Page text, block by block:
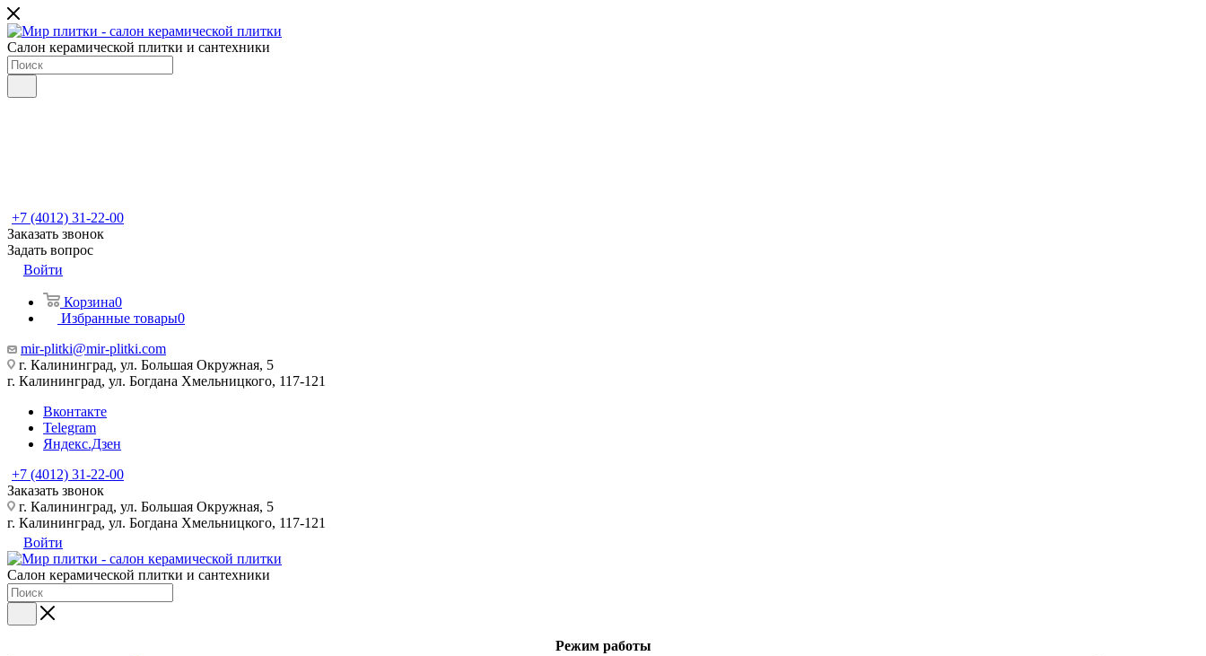
Салон керамической плитки и сантехники
+7 (4012) 31-22-00
Заказать звонок
Задать вопрос
Войти
Корзина0
Избранные товары0
mir-plitki@mir-plitki.com
г. Калининград, ул. Большая Окружная, 5
г. Калининград, ул. Богдана Хмельницкого, 117-121
Вконтакте
Telegram
Яндекс.Дзен
+7 (4012) 31-22-00
Заказать звонок
г. Калининград, ул. Большая Окружная, 5
г. Калининград, ул. Богдана Хмельницкого, 117-121
Войти
Салон керамической плитки и сантехники
Режим работы